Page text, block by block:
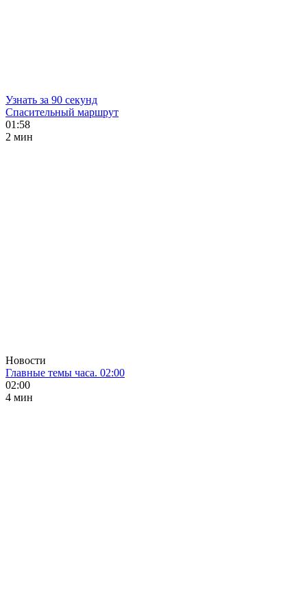
Узнать за 90 секунд
Спасительный маршрут
01:58
2 мин
Новости
Главные темы часа. 02:00
02:00
4 мин